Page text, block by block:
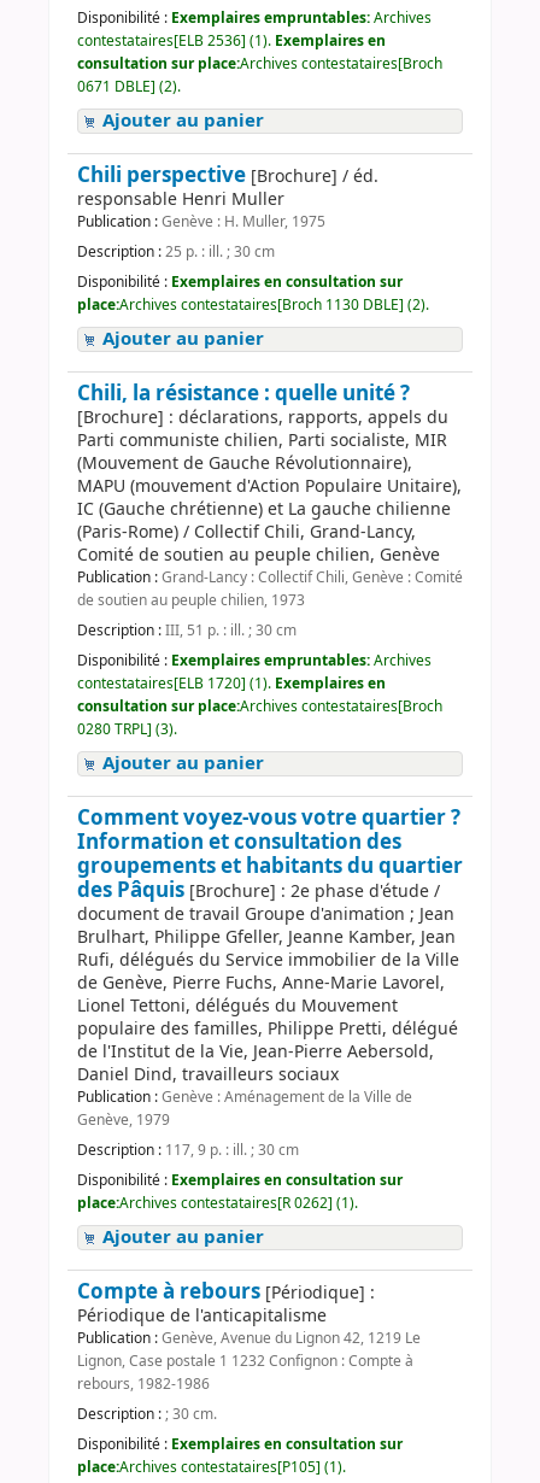
Disponibilité : Exemplaires empruntables:Archives
contestataires[ELB 2536] (1). Exemplaires en
consultation sur place:Archives contestataires[Broch
0671 DBLE] (2).
Ajouter au panier
Chili perspective [Brochure] / éd.
responsable Henri Muller
Publication :Genève : H. Muller, 1975
Description :25 p. : ill. ; 30 cm
Disponibilité : Exemplaires en consultation sur
place:Archives contestataires[Broch 1130 DBLE] (2).
Ajouter au panier
Chili, la résistance : quelle unité ?
[Brochure] : déclarations, rapports, appels du
Parti communiste chilien, Parti socialiste, MIR
(Mouvement de Gauche Révolutionnaire),
MAPU (mouvement d'Action Populaire Unitaire),
IC (Gauche chrétienne) et La gauche chilienne
(Paris-Rome) / Collectif Chili, Grand-Lancy,
Comité de soutien au peuple chilien, Genève
Publication :Grand-Lancy : Collectif Chili, Genève : Comité
de soutien au peuple chilien, 1973
Description :III, 51 p. : ill. ; 30 cm
Disponibilité : Exemplaires empruntables:Archives
contestataires[ELB 1720] (1). Exemplaires en
consultation sur place:Archives contestataires[Broch
0280 TRPL] (3).
Ajouter au panier
Comment voyez-vous votre quartier ?
Information et consultation des
groupements et habitants du quartier
des Pâquis [Brochure] : 2e phase d'étude /
document de travail Groupe d'animation ; Jean
Brulhart, Philippe Gfeller, Jeanne Kamber, Jean
Rufi, délégués du Service immobilier de la Ville
de Genève, Pierre Fuchs, Anne-Marie Lavorel,
Lionel Tettoni, délégués du Mouvement
populaire des familles, Philippe Pretti, délégué
de l'Institut de la Vie, Jean-Pierre Aebersold,
Daniel Dind, travailleurs sociaux
Publication :Genève : Aménagement de la Ville de
Genève, 1979
Description : 117, 9 p. : ill. ; 30 cm
Disponibilité : Exemplaires en consultation sur
place:Archives contestataires[R 0262] (1).
Ajouter au panier
Compte à rebours [Périodique] :
Périodique de l'anticapitalisme
Publication :Genève, Avenue du Lignon 42, 1219 Le
Lignon, Case postale 1 1232 Confignon : Compte à
rebours, 1982-1986
Description :; 30 cm.
Disponibilité : Exemplaires en consultation sur
place:Archives contestataires[P105] (1).